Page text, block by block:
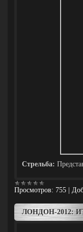
Стрельба:
Просмотров: 755
ЛОНДОН-2012: